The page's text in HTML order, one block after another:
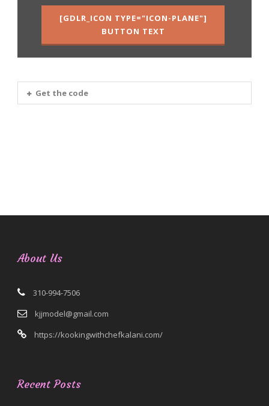
[GDLR_ICON TYPE="ICON-PLANE"]
BUTTON TEXT
Get the code
About Us
310-994-7506
kjjmodel@gmail.com
https://kookingwithchefkalani.com/
Recent Posts